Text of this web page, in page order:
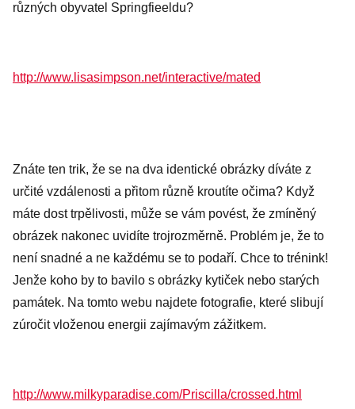
různých obyvatel Springfieeldu?
http://www.lisasimpson.net/interactive/mated
Znáte ten trik, že se na dva identické obrázky díváte z
určité vzdálenosti a přitom různě kroutíte očima? Když
máte dost trpělivosti, může se vám povést, že zmíněný
obrázek nakonec uvidíte trojrozměrně. Problém je, že to
není snadné a ne každému se to podaří. Chce to trénink!
Jenže koho by to bavilo s obrázky kytiček nebo starých
památek. Na tomto webu najdete fotografie, které slibují
zúročit vloženou energii zajímavým zážitkem.
http://www.milkyparadise.com/Priscilla/crossed.html